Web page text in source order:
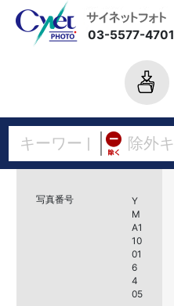
03-5577-4701
写真番号
Y
M
A1
10
01
6
4
05